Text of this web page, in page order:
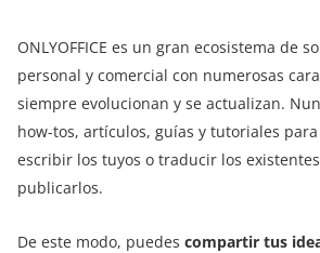
ONLYOFFICE es un gran ecosistema de
personal y comercial con numerosas
siempre evolucionan y se actualizan.
how-tos, artículos, guías y tutoriales
escribir los tuyos o traducir los
publicarlos.
De este modo, puedes compartir tus